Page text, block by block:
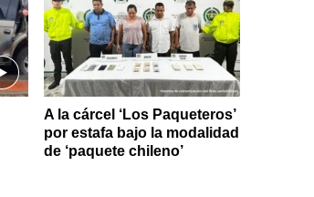
A la cárcel ‘Los Paqueteros’
por estafa bajo la modalidad
de ‘paquete chileno’